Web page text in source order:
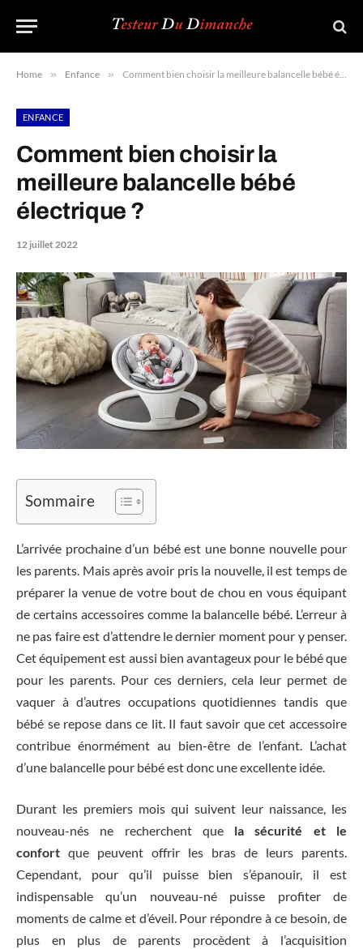
Home » Enfance » Comment bien choisir la meilleure balancelle bébé électrique ?
ENFANCE
Comment bien choisir la
meilleure balancelle bébé
électrique ?
12 juillet 2022
Sommaire
L’arrivée prochaine d’un bébé est une bonne nouvelle pour
les parents. Mais après avoir pris la nouvelle, il est temps de
préparer la venue de votre bout de chou en vous équipant
de certains accessoires comme la balancelle bébé. L’erreur à
ne pas faire est d’attendre le dernier moment pour y penser.
Cet équipement est aussi bien avantageux pour le bébé que
pour les parents. Pour ces derniers, cela leur permet de
vaquer à d’autres occupations quotidiennes tandis que
bébé se repose dans ce lit. Il faut savoir que cet accessoire
contribue énormément au bien-être de l’enfant. L’achat
d’une balancelle pour bébé est donc une excellente idée.
Durant les premiers mois qui suivent leur naissance, les
nouveau-nés ne recherchent que la sécurité et le
confort que peuvent offrir les bras de leurs parents.
Cependant, pour qu’il puisse bien s’épanouir, il est
indispensable qu’un nouveau-né puisse profiter de
moments de calme et d’éveil. Pour répondre à ce besoin, de
plus en plus de parents procèdent à l’acquisition